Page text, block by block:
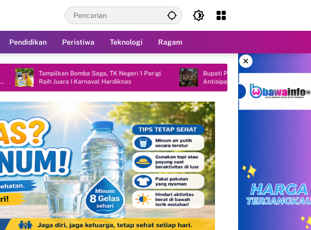
Pendidikan Peristiwa Teknologi Ragam
×
Tampilkan Bomba Saga, TK Negeri 1 Parigi
Raih Juara I Karnaval Hardiknas
Bupati Parimo Jemput Dukungan Pusat,
Antisipasi Kekeringan Sektor Pertanian
2026